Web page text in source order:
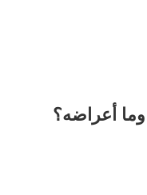
أعراضه؟